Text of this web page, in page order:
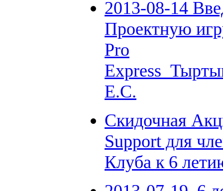
2013-08-14
Проектную
Pro
Е.С.
Скидочная
Support для
Клуба к 6